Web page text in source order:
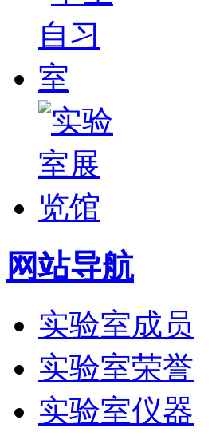
网站导航
实验室成员
实验室荣誉
实验室仪器